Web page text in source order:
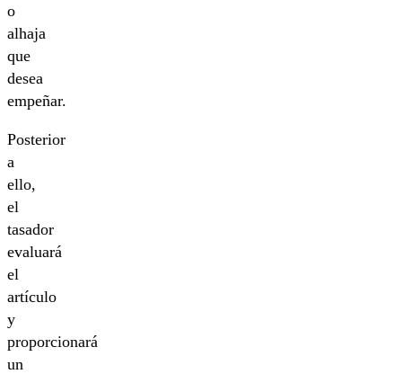
o
alhaja
que
desea
empeñar.
Posterior
a
ello,
el
tasador
evaluará
el
artículo
y
proporcionará
un